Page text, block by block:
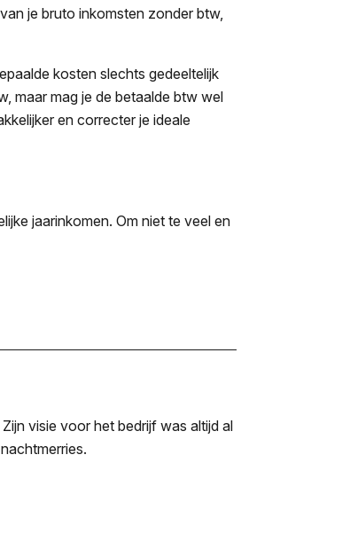
je bruto inkomsten zonder btw,
kosten slechts gedeeltelijk
maar mag je de betaalde btw wel
en correcter je ideale
jaarinkomen. Om niet te veel en
visie voor het bedrijf was altijd al